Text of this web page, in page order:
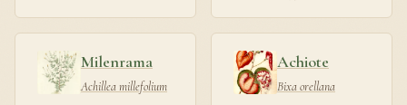
Milenrama
Achillea millefolium
Achiote
Bixa orellana